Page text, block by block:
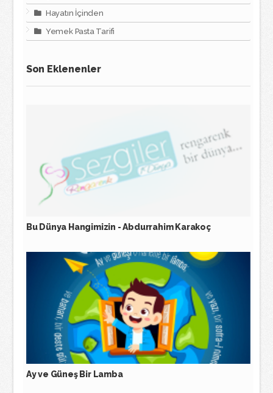
Hayatın İçinden
Yemek Pasta Tarifi
Son Eklenenler
Bu Dünya Hangimizin - Abdurrahim Karakoç
Ay ve Güneş Bir Lamba